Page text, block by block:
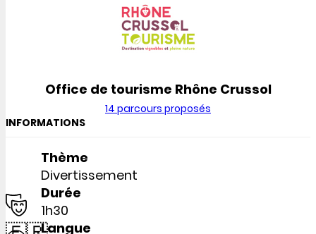
Office de tourisme Rhône Crussol
14 parcours proposés
INFORMATIONS
Thème
Divertissement
Durée
1h30
Langue